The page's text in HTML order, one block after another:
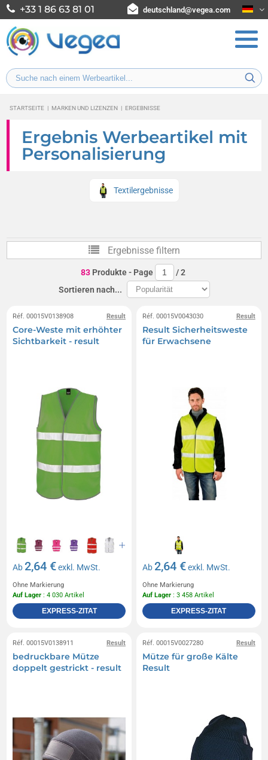
+33 1 86 63 81 01 deutschland@vegea.com
STARTSEITE | MARKEN UND LIZENZEN | ERGEBNISSE
Ergebnis Werbeartikel mit
Personalisierung
Textilergebnisse
Ergebnisse filtern
83 Produkte - Page /2
Sortieren nach...
Result
Réf. 00015V0138908
Core-Weste mit erhöhter
Sichtbarkeit - result
Ab2,64 €exkl. MwSt.
Ohne Markierung
Auf Lager : 4 030 Artikel
EXPRESS-ZITAT
Result
Réf. 00015V0043030
Result Sicherheitsweste
für Erwachsene
Ab2,64 €exkl. MwSt.
Ohne Markierung
Auf Lager : 3 458 Artikel
EXPRESS-ZITAT
Result
Réf. 00015V0138911
bedruckbare Mütze
doppelt gestrickt - result
Result
Réf. 00015V0027280
Mütze für große Kälte
Result